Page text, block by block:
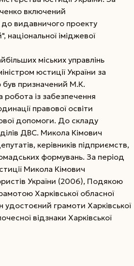
включений
до видавничого проекту
іміджевої
міських управлінь
юстиції України за
був призначений М.К.
робота із забезпечення
правової освіти
допомоги. До складу
ДВС. Микола Кімович
керівників підприємств,
формувань. За період
Микола Кімович
України (2006), Подякою
Харківської обласної
удостоєний грамоти Харківської
відзнаки Харківської